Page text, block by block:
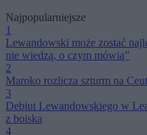
Najpopularniejsze
1
Lewandowski może zostać
nie wiedzą, o czym mówią”
2
Maroko rozlicza szturm na
3
Debiut Lewandowskiego w
z boiska
4